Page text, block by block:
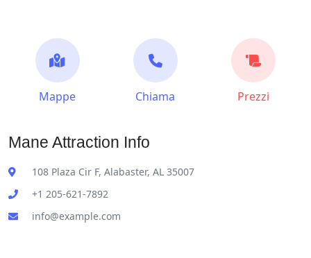
Mappe Chiama Prezzi
Mane Attraction Info
108 Plaza Cir F, Alabaster, AL 35007
+1 205-621-7892
info@example.com